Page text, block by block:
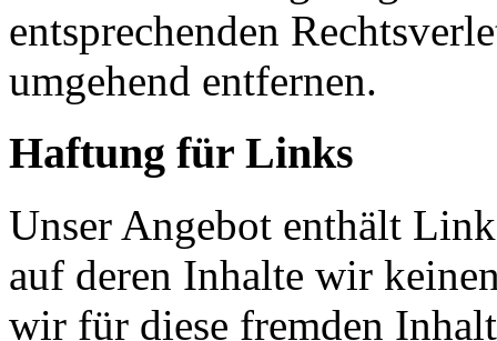
entsprechenden
umgehend entfernen.
Haftung für Links
Unser Angebot enthält
auf deren Inhalte wir
wir für diese fremden